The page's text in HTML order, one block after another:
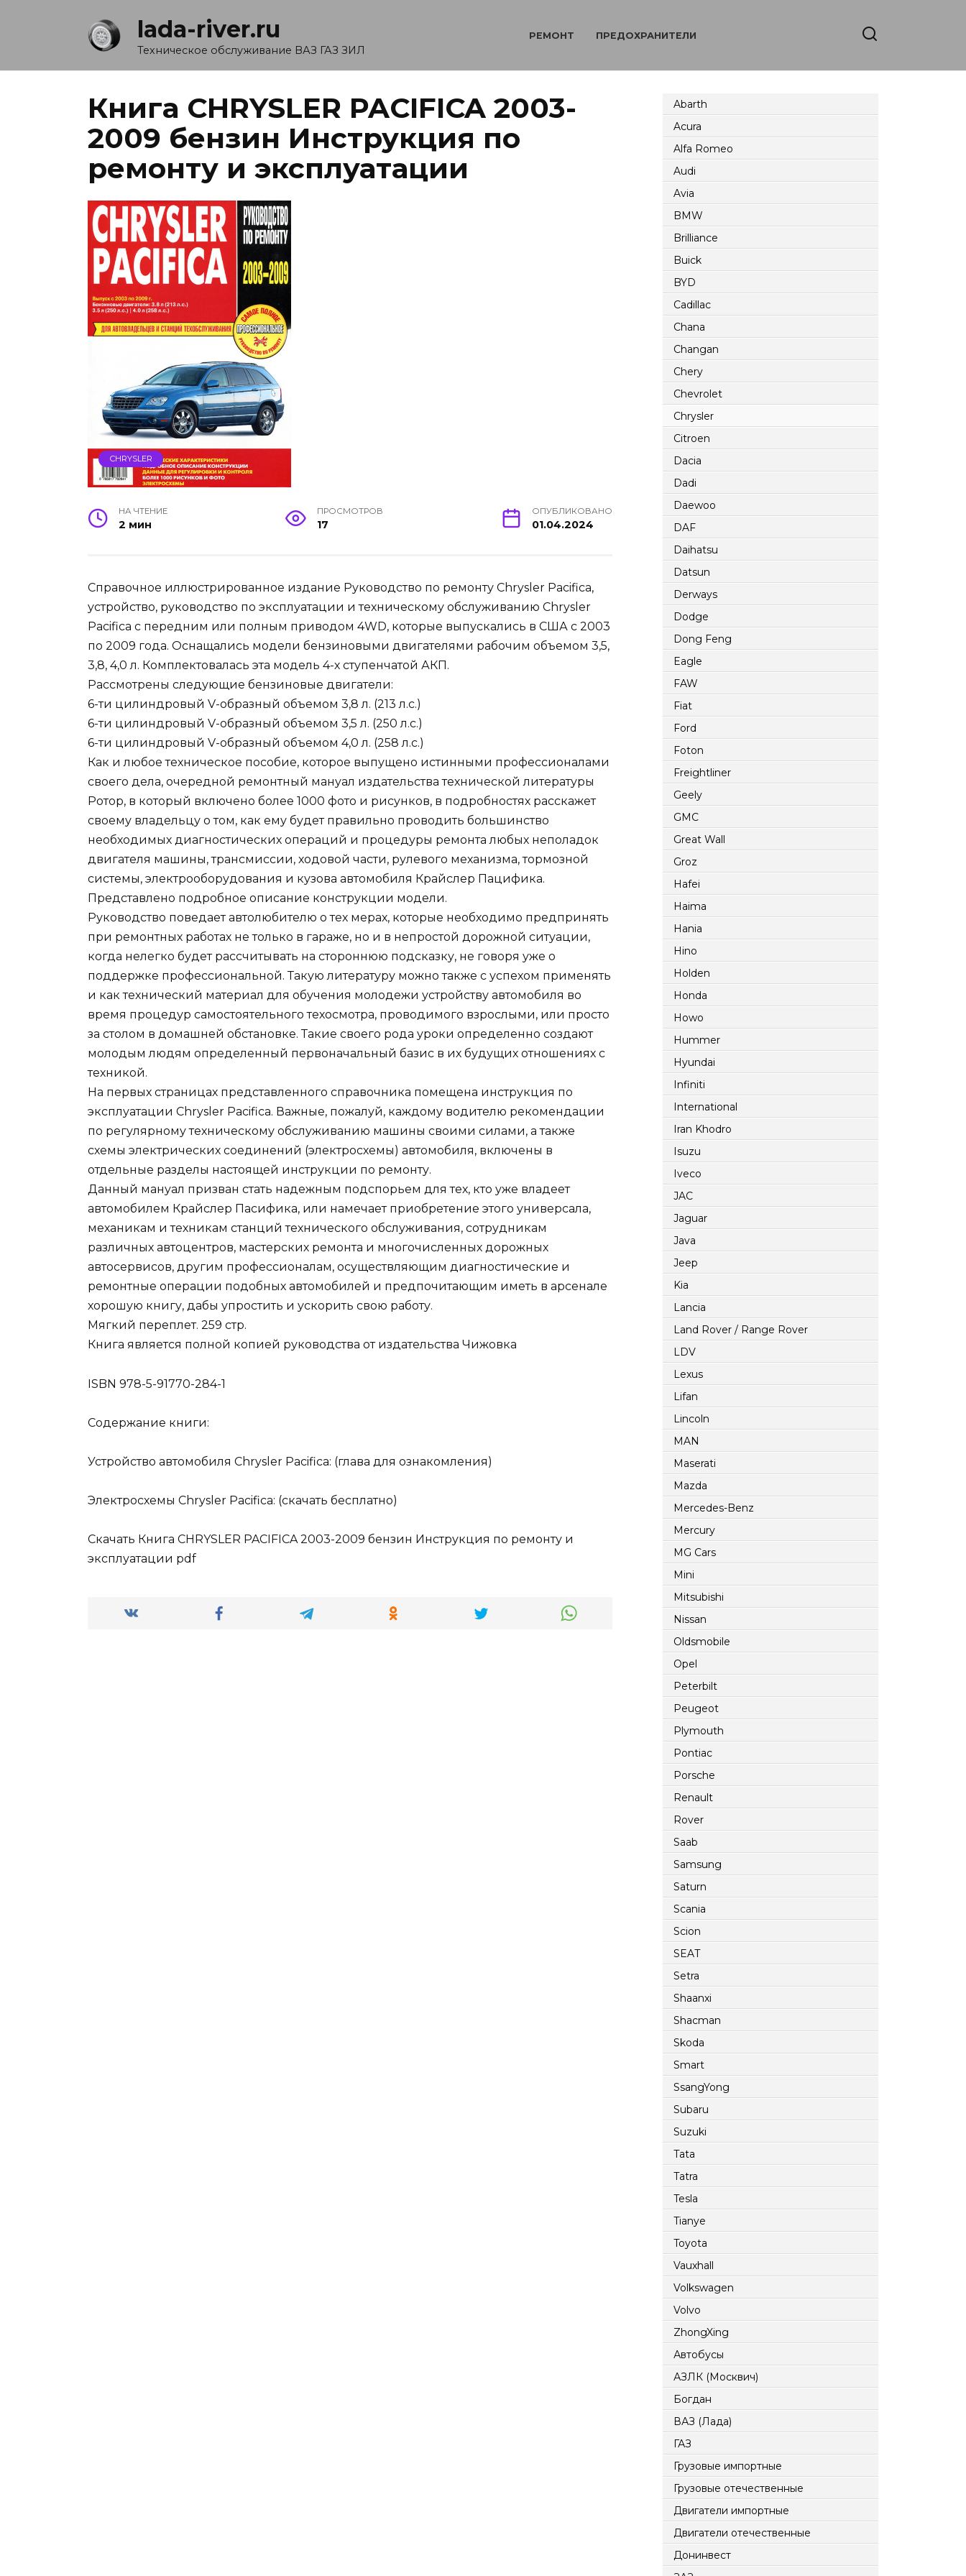
lada-river.ru
Техническое обслуживание ВАЗ ГАЗ ЗИЛ
РЕМОНТ ПРЕДОХРАНИТЕЛИ
Книга CHRYSLER PACIFICA 2003-
2009 бензин Инструкция по
ремонту и эксплуатации
CHRYSLER
НА ЧТЕНИЕ
2 мин
ПРОСМОТРОВ
17
ОПУБЛИКОВАНО
01.04.2024
Справочное иллюстрированное издание Руководство по ремонту Chrysler Pacifica,
устройство, руководство по эксплуатации и техническому обслуживанию Chrysler
Pacifica с передним или полным приводом 4WD, которые выпускались в США с 2003
по 2009 года. Оснащались модели бензиновыми двигателями рабочим объемом 3,5,
3,8, 4,0 л. Комплектовалась эта модель 4-х ступенчатой АКП.
Рассмотрены следующие бензиновые двигатели:
6-ти цилиндровый V-образный объемом 3,8 л. (213 л.с.)
6-ти цилиндровый V-образный объемом 3,5 л. (250 л.с.)
6-ти цилиндровый V-образный объемом 4,0 л. (258 л.с.)
Как и любое техническое пособие, которое выпущено истинными профессионалами
своего дела, очередной ремонтный мануал издательства технической литературы
Ротор, в который включено более 1000 фото и рисунков, в подробностях расскажет
своему владельцу о том, как ему будет правильно проводить большинство
необходимых диагностических операций и процедуры ремонта любых неполадок
двигателя машины, трансмиссии, ходовой части, рулевого механизма, тормозной
системы, электрооборудования и кузова автомобиля Крайслер Пацифика.
Представлено подробное описание конструкции модели.
Руководство поведает автолюбителю о тех мерах, которые необходимо предпринять
при ремонтных работах не только в гараже, но и в непростой дорожной ситуации,
когда нелегко будет рассчитывать на стороннюю подсказку, не говоря уже о
поддержке профессиональной. Такую литературу можно также с успехом применять
и как технический материал для обучения молодежи устройству автомобиля во
время процедур самостоятельного техосмотра, проводимого взрослыми, или просто
за столом в домашней обстановке. Такие своего рода уроки определенно создают
молодым людям определенный первоначальный базис в их будущих отношениях с
техникой.
На первых страницах представленного справочника помещена инструкция по
эксплуатации Chrysler Pacifica. Важные, пожалуй, каждому водителю рекомендации
по регулярному техническому обслуживанию машины своими силами, а также
схемы электрических соединений (электросхемы) автомобиля, включены в
отдельные разделы настоящей инструкции по ремонту.
Данный мануал призван стать надежным подспорьем для тех, кто уже владеет
автомобилем Крайслер Пасифика, или намечает приобретение этого универсала,
механикам и техникам станций технического обслуживания, сотрудникам
различных автоцентров, мастерских ремонта и многочисленных дорожных
автосервисов, другим профессионалам, осуществляющим диагностические и
ремонтные операции подобных автомобилей и предпочитающим иметь в арсенале
хорошую книгу, дабы упростить и ускорить свою работу.
Мягкий переплет. 259 стр.
Книга является полной копией руководства от издательства Чижовка
ISBN 978-5-91770-284-1
Содержание книги:
Устройство автомобиля Chrysler Pacifica: (глава для ознакомления)
Электросхемы Chrysler Pacifica: (скачать бесплатно)
Скачать Книга CHRYSLER PACIFICA 2003-2009 бензин Инструкция по ремонту и
эксплуатации pdf
Abarth
Acura
Alfa Romeo
Audi
Avia
BMW
Brilliance
Buick
BYD
Cadillac
Chana
Changan
Chery
Chevrolet
Chrysler
Citroen
Dacia
Dadi
Daewoo
DAF
Daihatsu
Datsun
Derways
Dodge
Dong Feng
Eagle
FAW
Fiat
Ford
Foton
Freightliner
Geely
GMC
Great Wall
Groz
Hafei
Haima
Hania
Hino
Holden
Honda
Howo
Hummer
Hyundai
Infiniti
International
Iran Khodro
Isuzu
Iveco
JAC
Jaguar
Java
Jeep
Kia
Lancia
Land Rover / Range Rover
LDV
Lexus
Lifan
Lincoln
MAN
Maserati
Mazda
Mercedes-Benz
Mercury
MG Cars
Mini
Mitsubishi
Nissan
Oldsmobile
Opel
Peterbilt
Peugeot
Plymouth
Pontiac
Porsche
Renault
Rover
Saab
Samsung
Saturn
Scania
Scion
SEAT
Setra
Shaanxi
Shacman
Skoda
Smart
SsangYong
Subaru
Suzuki
Tata
Tatra
Tesla
Tianye
Toyota
Vauxhall
Volkswagen
Volvo
ZhongXing
Автобусы
АЗЛК (Москвич)
Богдан
ВАЗ (Лада)
ГАЗ
Грузовые импортные
Грузовые отечественные
Двигатели импортные
Двигатели отечественные
Донинвест